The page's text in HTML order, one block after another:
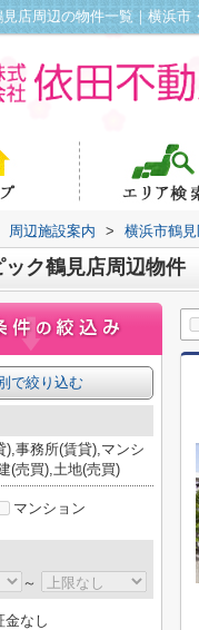
店周辺の物件一覧｜横浜
周辺施設案内 > 横浜市鶴
ック鶴見店周辺物件
で絞り込む
),事務所(賃貸),マンシ
(売買),土地(売買)
マンション
～
金なし